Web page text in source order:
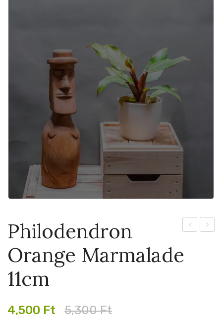
12cm
Philodendron
Orange Marmalade
11cm
5,300Ft
Original
4,500 Ft
Current